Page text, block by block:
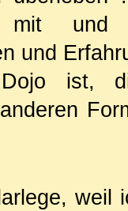
mit und
und
ist,
weil